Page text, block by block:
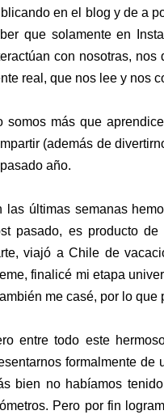
en el blog y de a
que solamente en
con nosotras,
real, que nos lee y nos
somos más que
(además de
año.
las últimas semanas
pasado, es producto
viajó a Chile de
finalicé mi etapa
me casé, por lo que
entre todo este
formalmente de
bien no habíamos
Pero por fin